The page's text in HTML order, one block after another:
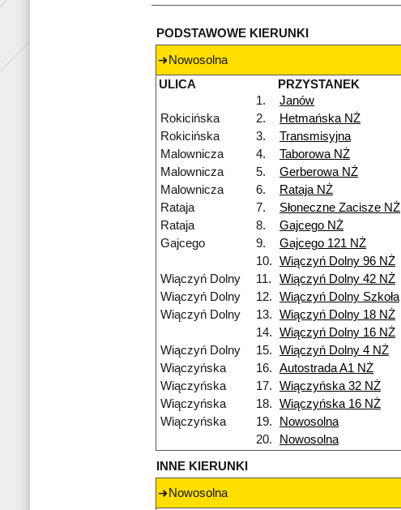
PODSTAWOWE KIERUNKI
Nowosolna
ULICA
PRZYSTANEK
1.
Janów
Rokicińska
2. Hetmańska NŻ
Rokicińska
3. Transmisyjna
Malownicza
4. Taborowa NŻ
Malownicza
5. Gerberowa NŻ
Malownicza
6. Rataja NŻ
Rataja
7. Słoneczne Zacisze NŻ
Rataja
8. Gajcego NŻ
Gajcego
9. Gajcego 121 NŻ
10.
Wiączyń Dolny 96 NŻ
Wiączyń Dolny
11. Wiączyń Dolny 42 NŻ
Wiączyń Dolny
12. Wiączyń Dolny Szkoła
Wiączyń Dolny
13. Wiączyń Dolny 18 NŻ
14.
Wiączyń Dolny 16 NŻ
Wiączyń Dolny
15. Wiączyń Dolny 4 NŻ
Wiączyńska
16. Autostrada A1 NŻ
Wiączyńska
17. Wiączyńska 32 NŻ
Wiączyńska
18. Wiączyńska 16 NŻ
Wiączyńska
19. Nowosolna
20.
Nowosolna
INNE KIERUNKI
Nowosolna